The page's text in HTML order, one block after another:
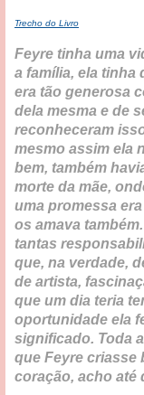
Trecho do Livro
Feyre tinha uma
a família, ela tinha
era tão generosa
dela mesma e de
reconheceram
mesmo assim ela
bem, também
morte da mãe,
uma promessa
os amava
tantas
que, na verdade,
de artista,
que um dia teria
oportunidade ela
significado. Toda
que Feyre criasse
coração, acho até